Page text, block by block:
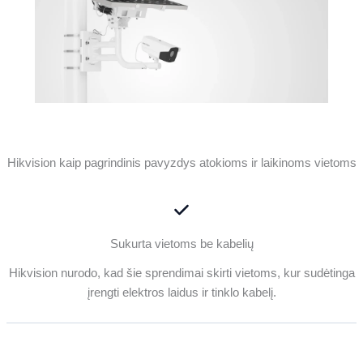
Hikvision kaip pagrindinis pavyzdys atokioms ir laikinoms vietoms
Sukurta vietoms be kabelių
Hikvision nurodo, kad šie sprendimai skirti vietoms, kur sudėtinga
įrengti elektros laidus ir tinklo kabelį.